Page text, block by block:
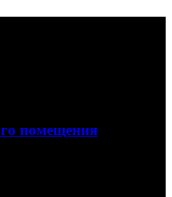
помещения